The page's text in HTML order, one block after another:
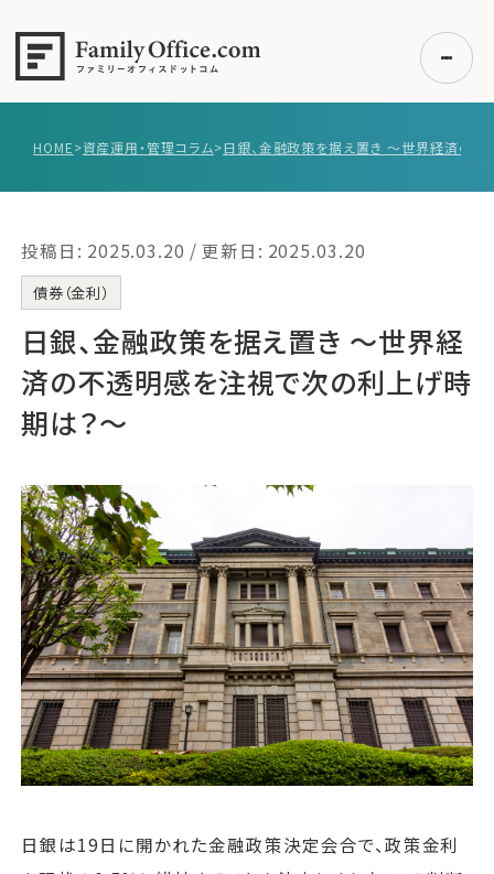
事例紹介
エキスパート一覧
無料講座
コラム
利用者の声
運営会社
ファミリーオフィスとは
関連書籍
メールマガジン登録
よくある質問
HOME>資産運用・管理コラム>
投稿日: 2025.03.20 / 更新日: 2025.03.20
債券（金利）
日銀、金融政策を据え置き 〜世界経
済の不透明感を注視で次の利上げ時
期は？〜
日銀は19日に開かれた金融政策決定会合で、政策金利